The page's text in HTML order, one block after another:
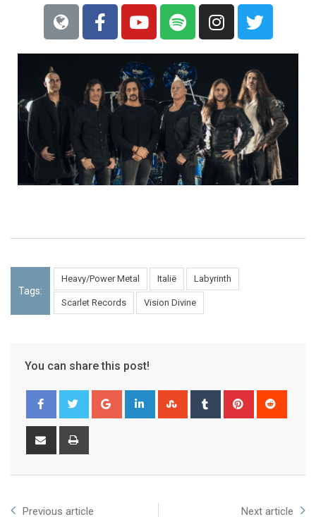
Tags:
Heavy/Power Metal Italië Labyrinth
Scarlet Records Vision Divine
You can share this post!
Previous article Next article